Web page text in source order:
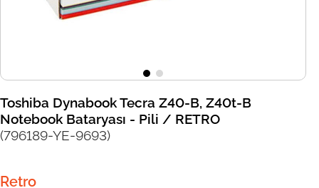
Toshiba Dynabook Tecra Z40-B, Z40t-B
Notebook Bataryası - Pili / RETRO
(796189-YE-9693)
Retro